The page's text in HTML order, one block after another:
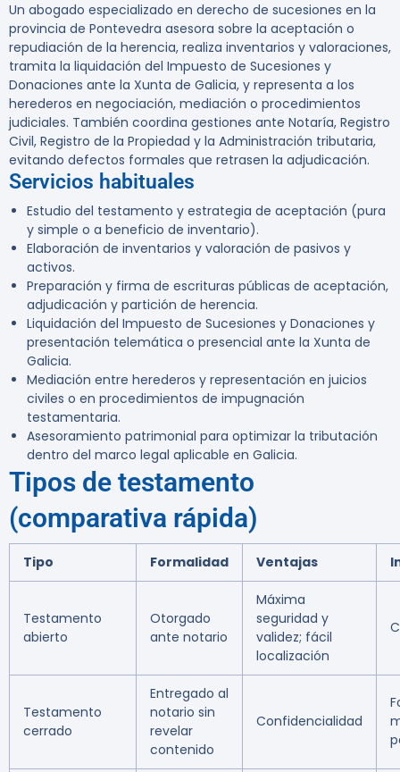
Un abogado especializado en derecho de sucesiones en la
provincia de Pontevedra asesora sobre la aceptación o
repudiación de la herencia, realiza inventarios y valoraciones,
tramita la liquidación del Impuesto de Sucesiones y
Donaciones ante la Xunta de Galicia, y representa a los
herederos en negociación, mediación o procedimientos
judiciales. También coordina gestiones ante Notaría, Registro
Civil, Registro de la Propiedad y la Administración tributaria,
evitando defectos formales que retrasen la adjudicación.
Servicios habituales
Estudio del testamento y estrategia de aceptación (pura
y simple o a beneficio de inventario).
Elaboración de inventarios y valoración de pasivos y
activos.
Preparación y firma de escrituras públicas de aceptación,
adjudicación y partición de herencia.
Liquidación del Impuesto de Sucesiones y Donaciones y
presentación telemática o presencial ante la Xunta de
Galicia.
Mediación entre herederos y representación en juicios
civiles o en procedimientos de impugnación
testamentaria.
Asesoramiento patrimonial para optimizar la tributación
dentro del marco legal aplicable en Galicia.
Tipos de testamento
(comparativa rápida)
Tipo Formalidad Ventajas
Testamento
abierto
Otorgado
ante notario
Máxima
seguridad y
validez; fácil
localización
Testamento
cerrado
Entregado al
notario sin
revelar
contenido
Confidencialidad